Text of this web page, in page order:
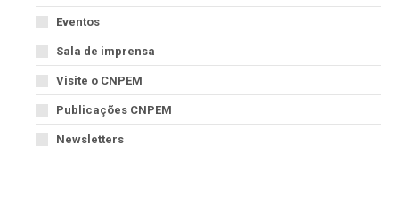
Eventos
Sala de imprensa
Visite o CNPEM
Publicações CNPEM
Newsletters